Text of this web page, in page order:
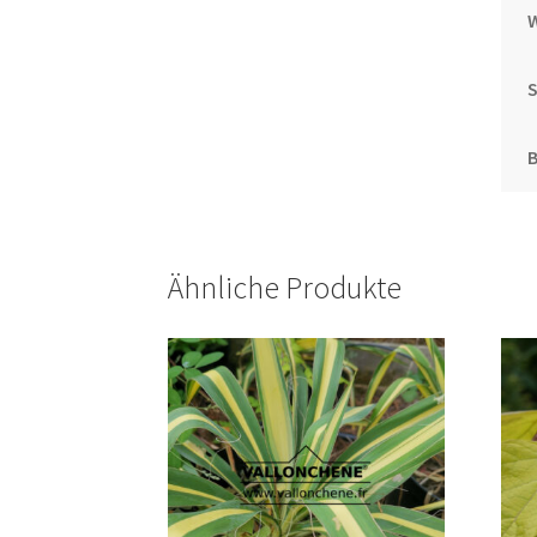
Ähnliche Produkte